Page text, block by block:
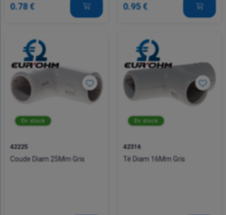
0.78 € 0.95 €
En stock
42225
Coude Diam 25Mm Gris
En stock
42316
Té Diam 16Mm Gris